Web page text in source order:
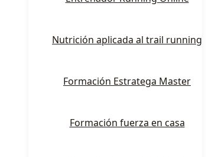
Nutrición aplicada al trail running
Formación Estratega Master
Formación fuerza en casa